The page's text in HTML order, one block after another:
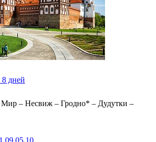
дней
– Несвиж – Гродно* – Дудутки –
05.10